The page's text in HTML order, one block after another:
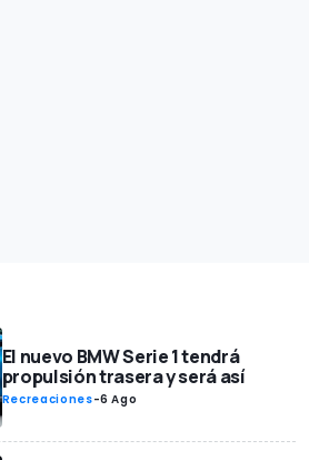
El nuevo BMW Serie 1 tendrá
propulsión trasera y será así
Recreaciones-6 Ago